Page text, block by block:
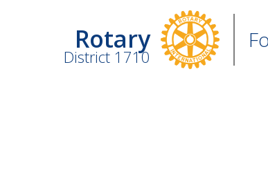
Rotary
District 1710